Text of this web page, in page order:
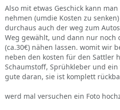
Also mit etwas Geschick kann
nehmen (umdie Kosten zu
durchaus auch der weg zum
Weg gewählt, und dann nur noch
(ca.30€) nähen lassen. womit wir
neben den kosten für den Sattler
Schaumstoff, Sprühkleber und
gute daran, sie ist komplett
werd mal versuchen ein Foto